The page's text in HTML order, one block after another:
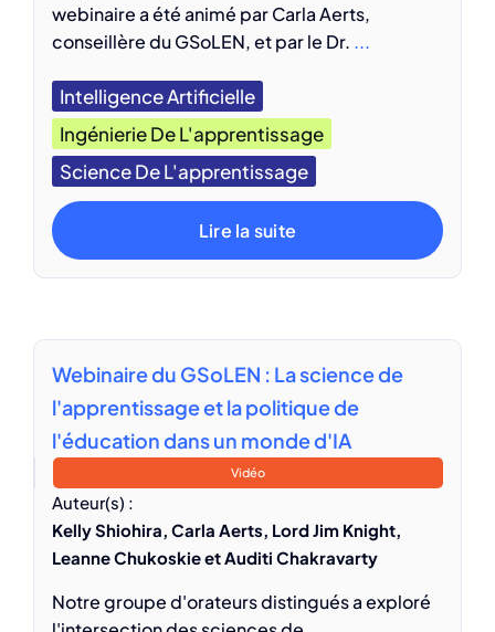
webinaire a été animé par Carla Aerts,
conseillère du GSoLEN, et par le Dr. ...
Intelligence Artificielle
Ingénierie De L'apprentissage
Science De L'apprentissage
Lire la suite
Webinaire du GSoLEN : La science de
l'apprentissage et la politique de
l'éducation dans un monde d'IA
Vidéo
Auteur(s) :
Kelly Shiohira, Carla Aerts, Lord Jim Knight,
Leanne Chukoskie et Auditi Chakravarty
Notre groupe d'orateurs distingués a exploré